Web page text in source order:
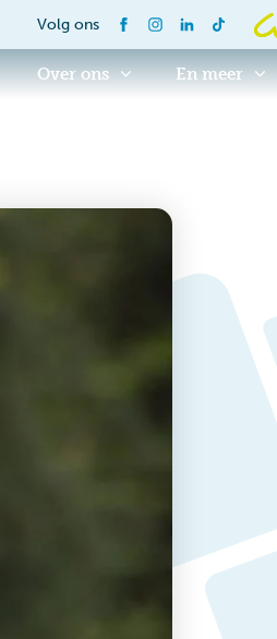
Volg ons
Over ons En meer